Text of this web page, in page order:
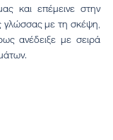
και επέμεινε στην
γλώσσας με τη σκέψη,
ανέδειξε με σειρά